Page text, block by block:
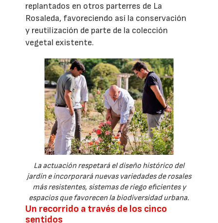
replantados en otros parterres de La
Rosaleda, favoreciendo así la conservación
y reutilización de parte de la colección
vegetal existente.
La actuación respetará el diseño histórico del
jardín e incorporará nuevas variedades de rosales
más resistentes, sistemas de riego eficientes y
espacios que favorecen la biodiversidad urbana.
Un recorrido a través de los cinco
sentidos